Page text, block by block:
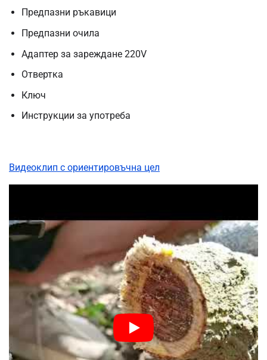
Предпазни ръкавици
Предпазни очила
Адаптер за зареждане 220V
Отвертка
Ключ
Инструкции за употреба
Видеоклип с ориентировъчна цел